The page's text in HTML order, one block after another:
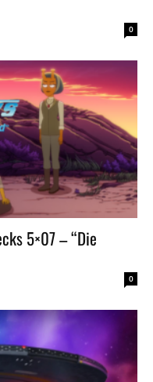
0
5×07 – “Die
0